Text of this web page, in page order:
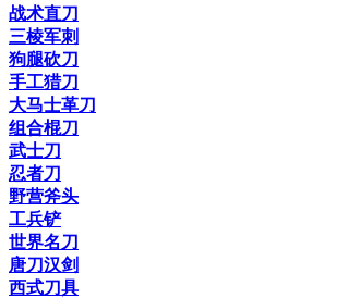
战术直刀
三棱军刺
狗腿砍刀
手工猎刀
大马士革刀
组合棍刀
武士刀
忍者刀
野营斧头
工兵铲
世界名刀
唐刀汉剑
西式刀具